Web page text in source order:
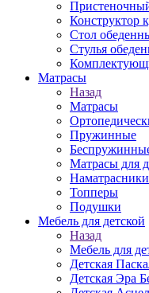
Конструктор
Стол
Стулья
Матраcы
Назад
Матраcы
Пружинные
Матрасы для
Наматрасники
Топперы
Подушки
Мебель для детской
Назад
Мебель для
Детская
Детская Эра